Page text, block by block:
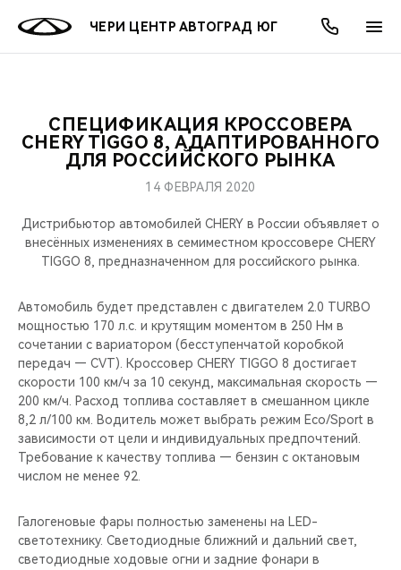
ЧЕРИ ЦЕНТР АВТОГРАД ЮГ
МОДЕЛИ
КРОССОВЕРЫ
НОВИНКИ
ПОКУПАТЕЛЯМ
КРЕДИТ И СТРАХОВАНИЕ
ВЛАДЕЛЬЦАМ
ЗАПЧАСТИ И АКСЕССУАРЫ
ПОДДЕРЖКА
CHERY CONNECT
МИР CHERY
О БРЕНДЕ
CHERY В СОЦСЕТЯХ
ЛЮДИ CHERY
БЛАГОТВОРИТЕЛЬНОСТЬ
CHERY REMOTE
ВИДЕООБЗОРЫ
АКЦИИ
ОНЛАЙН СЕРВИСЫ
КРЕДИТ
О КОМПАНИИ
МЫ В СОЦСЕТЯХ
СПЕЦИФИКАЦИЯ КРОССОВЕРА
CHERY TIGGO 8, АДАПТИРОВАННОГО
ДЛЯ РОССИЙСКОГО РЫНКА
14 ФЕВРАЛЯ 2020
Дистрибьютор автомобилей CHERY в России объявляет о
внесённых изменениях в семиместном кроссовере CHERY
TIGGO 8, предназначенном для российского рынка.
Автомобиль будет представлен с двигателем 2.0 TURBO
мощностью 170 л.c. и крутящим моментом в 250 Нм в
сочетании с вариатором (бесступенчатой коробкой
передач — CVT). Кроссовер CHERY TIGGO 8 достигает
скорости 100 км/ч за 10 секунд, максимальная скорость —
200 км/ч. Расход топлива составляет в смешанном цикле
8,2 л/100 км. Водитель может выбрать режим Eco/Sport в
зависимости от цели и индивидуальных предпочтений.
Требование к качеству топлива — бензин с октановым
числом не менее 92.
Галогеновые фары полностью заменены на LED-
светотехнику. Светодиодные ближний и дальний свет,
светодиодные ходовые огни и задние фонари в